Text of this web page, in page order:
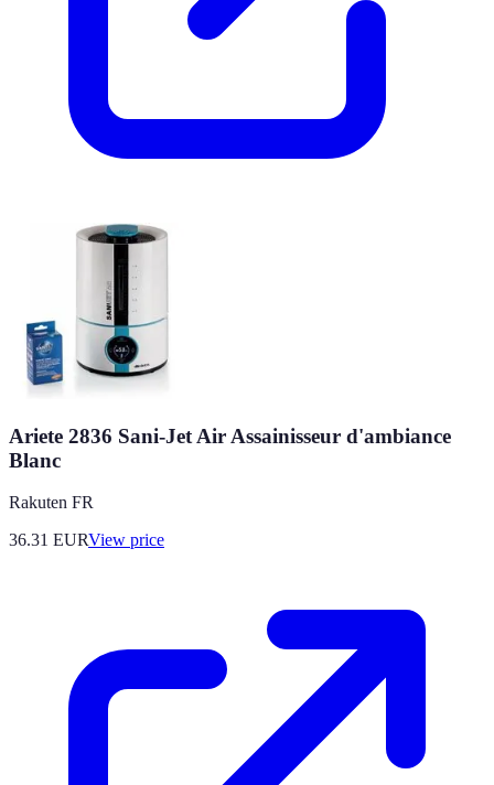
Ariete 2836 Sani-Jet Air Assainisseur d'ambiance
Blanc
Rakuten FR
36.31 EURView price